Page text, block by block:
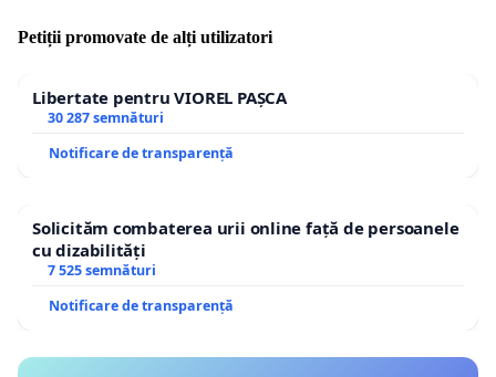
Petiții promovate de alți utilizatori
Libertate pentru VIOREL PAȘCA
30 287 semnături
Notificare de transparență
Solicităm combaterea urii online față de persoanele
cu dizabilități
7 525 semnături
Notificare de transparență